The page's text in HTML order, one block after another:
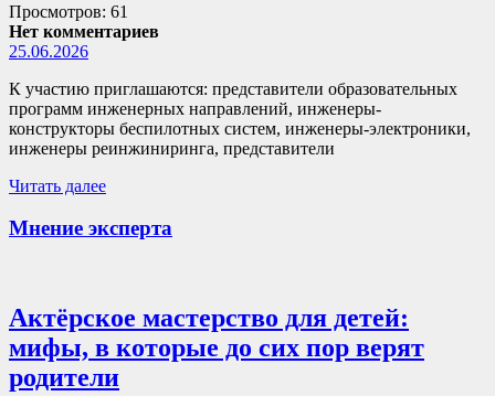
Просмотров: 61
Нет комментариев
25.06.2026
К участию приглашаются: представители образовательных
программ инженерных направлений, инженеры-
конструкторы беспилотных систем, инженеры-электроники,
инженеры реинжиниринга, представители
Читать далее
Мнение эксперта
Актёрское мастерство для детей:
мифы, в которые до сих пор верят
родители